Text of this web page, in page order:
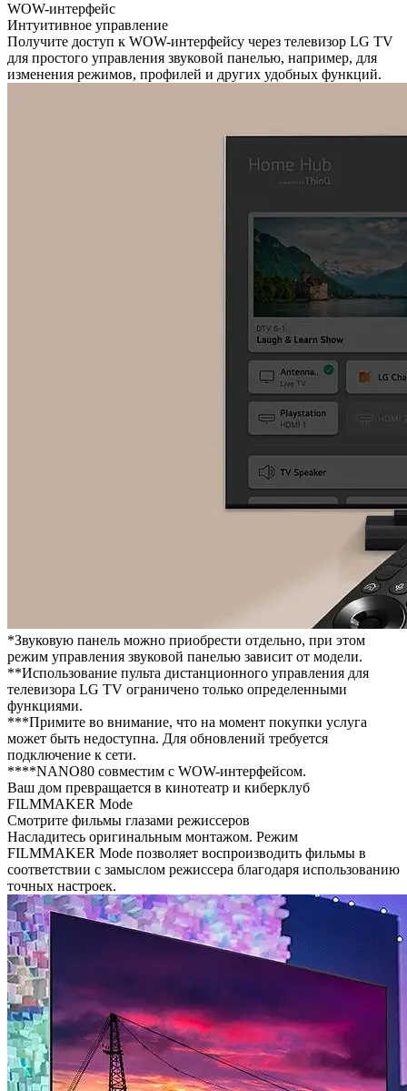
WOW-интерфейс
Интуитивное управление
Получите доступ к WOW-интерфейсу через телевизор LG TV
для простого управления звуковой панелью, например, для
изменения режимов, профилей и других удобных функций.
*Звуковую панель можно приобрести отдельно, при этом
режим управления звуковой панелью зависит от модели.
**Использование пульта дистанционного управления для
телевизора LG TV ограничено только определенными
функциями.
***Примите во внимание, что на момент покупки услуга
может быть недоступна. Для обновлений требуется
подключение к сети.
****NANO80 совместим с WOW-интерфейсом.
Ваш дом превращается в кинотеатр и киберклуб
FILMMAKER Mode
Смотрите фильмы глазами режиссеров
Насладитесь оригинальным монтажом. Режим
FILMMAKER Mode позволяет воспроизводить фильмы в
соответствии с замыслом режиссера благодаря использованию
точных настроек.